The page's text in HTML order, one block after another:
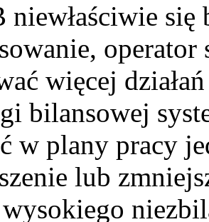
niewłaściwie
operator
więcej
bilansowej
w plany pracy
lub